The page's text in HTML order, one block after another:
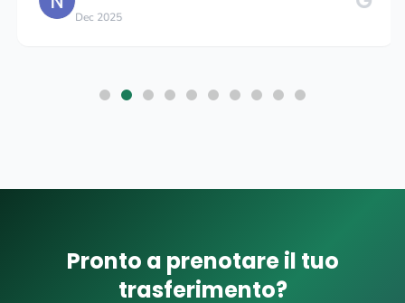
Dec 2025
Pronto a prenotare il tuo
trasferimento?